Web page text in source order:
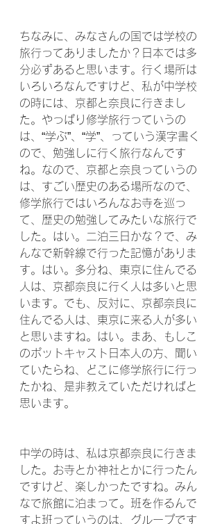
ちなみに、みなさんの国では学校の
旅行ってありましたか？日本では多
分必ずあると思います。行く場所は
いろいろなんですけど、私が中学校
の時には、京都と奈良に行きまし
た。やっぱり修学旅行っていうの
は、“学ぶ”、“学”、っていう漢字書く
ので、勉強しに行く旅行なんです
ね。なので、京都と奈良っていうの
は、すごい歴史のある場所なので、
修学旅行ではいろんなお寺を巡っ
て、歴史の勉強してみたいな旅行で
した。はい。二泊三日かな？で、み
んなで新幹線で行った記憶がありま
す。はい。多分ね、東京に住んでる
人は、京都奈良に行く人は多いと思
います。でも、反対に、京都奈良に
住んでる人は、東京に来る人が多い
と思いますね。はい。まあ、もしこ
のポットキャスト日本人の方、聞い
ていたらね、どこに修学旅行に行っ
たかね、是非教えていただければと
思います。
中学の時は、私は京都奈良に行きま
した。お寺とか神社とかに行ったん
ですけど、楽しかったですね。みん
なで旅館に泊まって。班を作るんで
すよ班っていうのは、グループです